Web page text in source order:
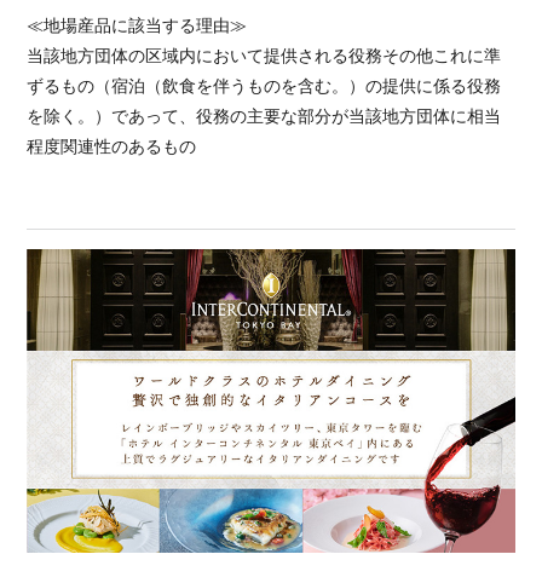
≪地場産品に該当する理由≫
当該地方団体の区域内において提供される役務その他これに準
ずるもの（宿泊（飲食を伴うものを含む。）の提供に係る役務
を除く。）であって、役務の主要な部分が当該地方団体に相当
程度関連性のあるもの